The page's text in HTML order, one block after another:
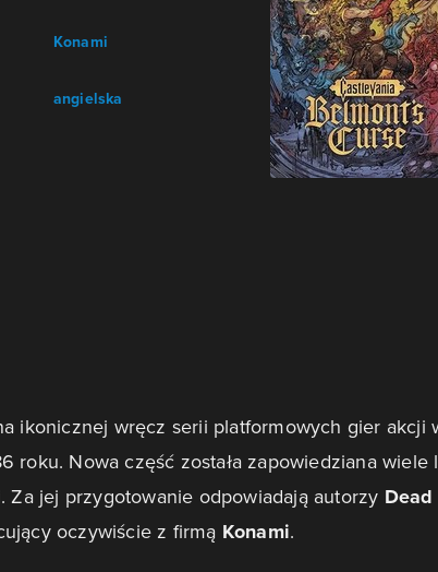
Konami
angielska
ikonicznej wręcz serii platformowych gier akcji
roku. Nowa część została zapowiedziana wiele
jej przygotowanie odpowiadają autorzy Dead
oczywiście z firmą Konami.